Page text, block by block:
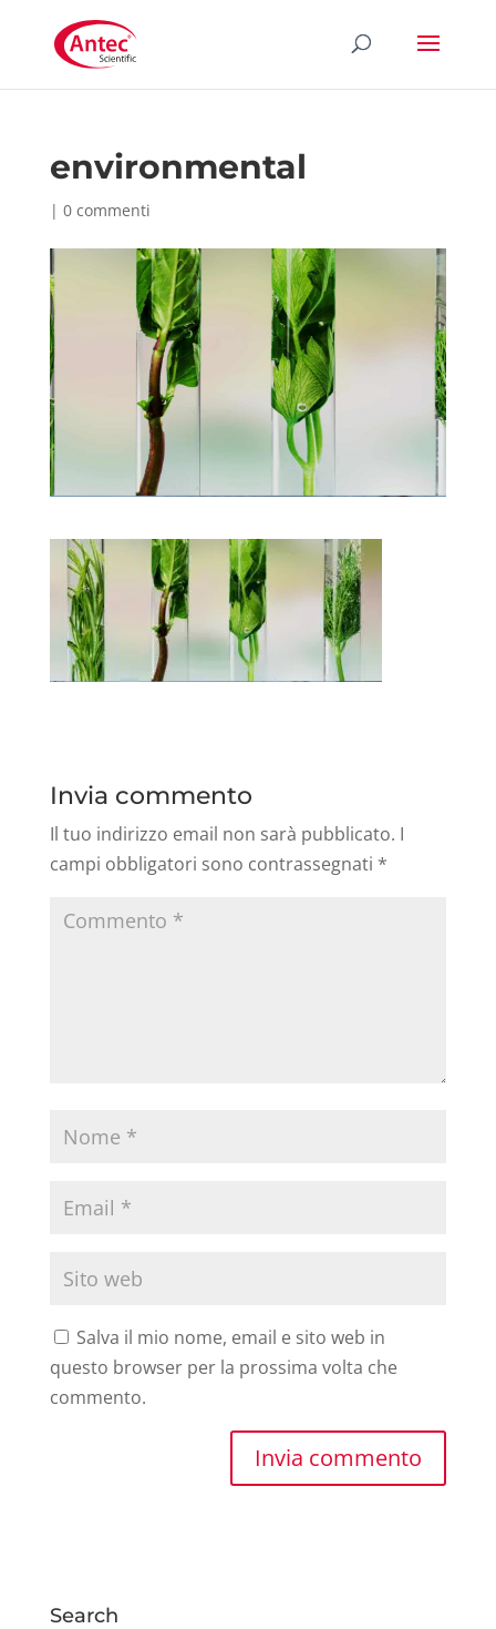
environmental
| 0 commenti
Invia commento
Il tuo indirizzo email non sarà pubblicato. I
campi obbligatori sono contrassegnati *
Salva il mio nome, email e sito web in
questo browser per la prossima volta che
commento.
Search